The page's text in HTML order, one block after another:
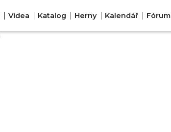
Videa Katalog Herny Kalendář Fórum